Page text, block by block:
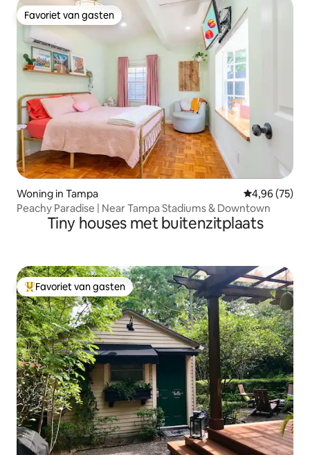
Favoriet van gasten
Favoriet van gasten
Woning in Tampa Gemiddelde
4,96 (75)
Peachy Paradise | Near Tampa Stadiums & Downtown
Tiny houses met buitenzitplaats
Topfavoriet van gasten
Favoriet van gasten